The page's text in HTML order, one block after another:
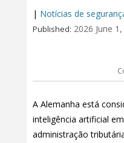
| Notícias de
Published: 2026 June
A Alemanha está
inteligência artificial
administração